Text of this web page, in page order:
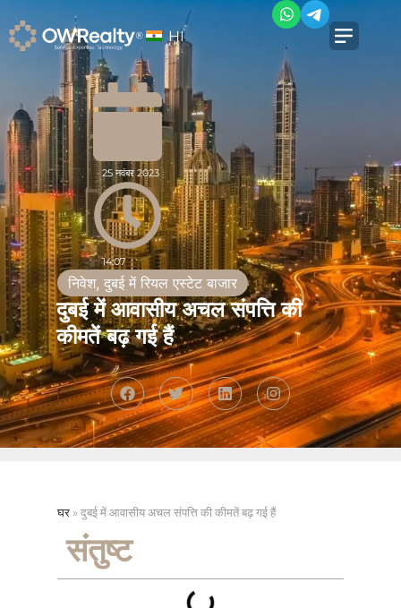
HI
25 नवंबर 2023
14:07
निवेश, दुबई में रियल एस्टेट बाजार
दुबई में आवासीय अचल संपत्ति की
कीमतें बढ़ गई हैं
घर » दुबई में आवासीय अचल संपत्ति की कीमतें बढ़ गई हैं
संतुष्ट